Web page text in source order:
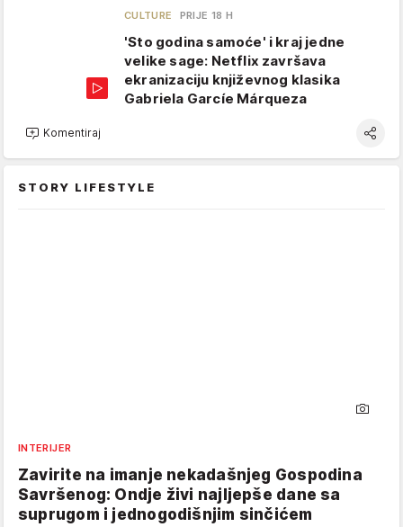
CULTURE PRIJE 18 H
'Sto godina samoće' i kraj jedne
velike sage: Netflix završava
ekranizaciju književnog klasika
Gabriela Garcíe Márqueza
Komentiraj
STORY LIFESTYLE
INTERIJER
Zavirite na imanje nekadašnjeg Gospodina
Savršenog: Ondje živi najljepše dane sa
suprugom i jednogodišnjim sinčićem